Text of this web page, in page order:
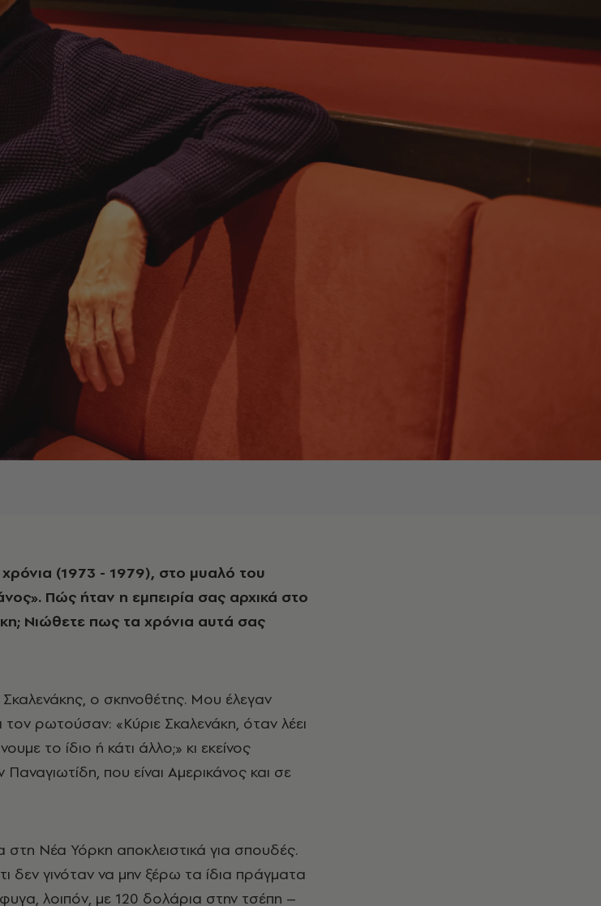
Πώς ήταν η εμπειρία σας αρχικά στο
Νιώθετε πως τα χρόνια αυτά σας
ο σκηνοθέτης. Μου έλεγαν
ρωτούσαν: «Κύριε Σκαλενάκη, όταν λέει
το ίδιο ή κάτι άλλο;» κι εκείνος
που είναι Αμερικάνος και σε
Νέα Υόρκη αποκλειστικά για σπουδές.
δεν γινόταν να μην ξέρω τα ίδια πράγματα
λοιπόν, με 120 δολάρια στην τσέπη –